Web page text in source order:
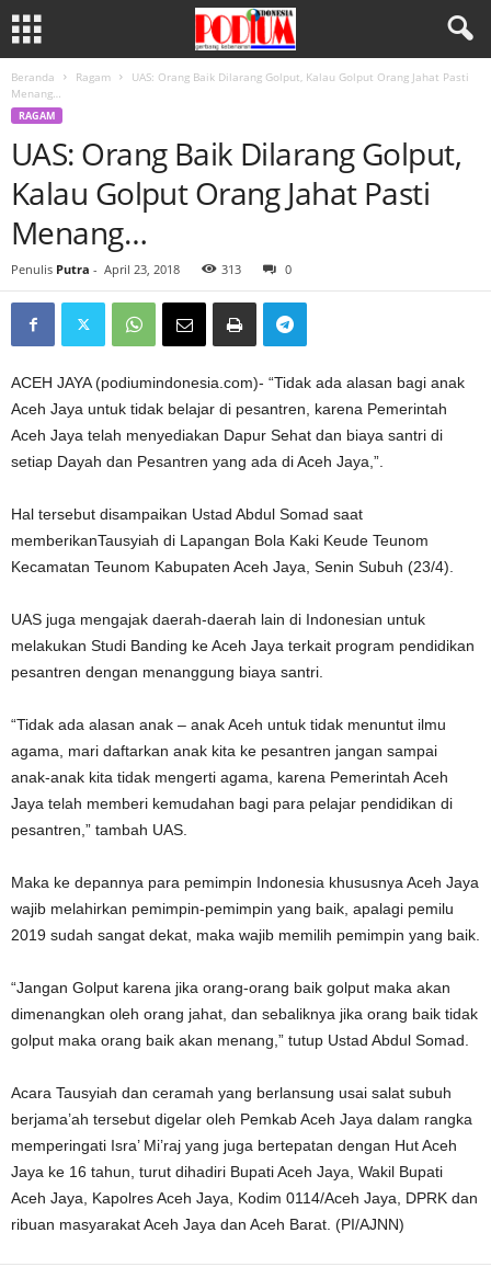
Beranda Ragam
UAS: Orang Baik Dilarang Golput, Kalau Golput Orang Jahat Pasti
Menang…
RAGAM
UAS: Orang Baik Dilarang Golput,
Kalau Golput Orang Jahat Pasti
Menang…
Penulis Putra - April 23, 2018 313 0
ACEH JAYA (podiumindonesia.com)- “Tidak ada alasan bagi anak
Aceh Jaya untuk tidak belajar di pesantren, karena Pemerintah
Aceh Jaya telah menyediakan Dapur Sehat dan biaya santri di
setiap Dayah dan Pesantren yang ada di Aceh Jaya,”.
Hal tersebut disampaikan Ustad Abdul Somad saat
memberikanTausyiah di Lapangan Bola Kaki Keude Teunom
Kecamatan Teunom Kabupaten Aceh Jaya, Senin Subuh (23/4).
UAS juga mengajak daerah-daerah lain di Indonesian untuk
melakukan Studi Banding ke Aceh Jaya terkait program pendidikan
pesantren dengan menanggung biaya santri.
“Tidak ada alasan anak – anak Aceh untuk tidak menuntut ilmu
agama, mari daftarkan anak kita ke pesantren jangan sampai
anak-anak kita tidak mengerti agama, karena Pemerintah Aceh
Jaya telah memberi kemudahan bagi para pelajar pendidikan di
pesantren,” tambah UAS.
Maka ke depannya para pemimpin Indonesia khususnya Aceh Jaya
wajib melahirkan pemimpin-pemimpin yang baik, apalagi pemilu
2019 sudah sangat dekat, maka wajib memilih pemimpin yang baik.
“Jangan Golput karena jika orang-orang baik golput maka akan
dimenangkan oleh orang jahat, dan sebaliknya jika orang baik tidak
golput maka orang baik akan menang,” tutup Ustad Abdul Somad.
Acara Tausyiah dan ceramah yang berlansung usai salat subuh
berjama’ah tersebut digelar oleh Pemkab Aceh Jaya dalam rangka
memperingati Isra’ Mi’raj yang juga bertepatan dengan Hut Aceh
Jaya ke 16 tahun, turut dihadiri Bupati Aceh Jaya, Wakil Bupati
Aceh Jaya, Kapolres Aceh Jaya, Kodim 0114/Aceh Jaya, DPRK dan
ribuan masyarakat Aceh Jaya dan Aceh Barat. (PI/AJNN)